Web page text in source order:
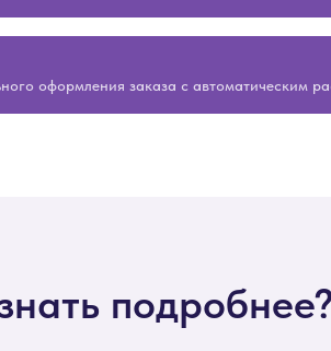
оформления заказа с автоматическим